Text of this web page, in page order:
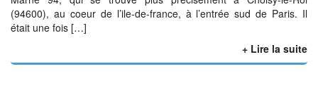
(94600), au coeur de l’ile-de-france, à l’entrée sud de Paris. Il
était une fois […]
+ Lire la suite